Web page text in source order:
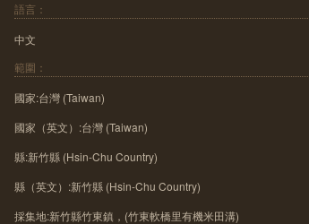
語言：
中文
範圍：
國家:台灣 (Taiwan)
國家（英文）:台灣 (Taiwan)
縣:新竹縣 (Hsin-Chu Country)
縣（英文）:新竹縣 (Hsin-Chu Country)
採集地:新竹縣竹東鎮，(竹東軟橋里有機米田溝)